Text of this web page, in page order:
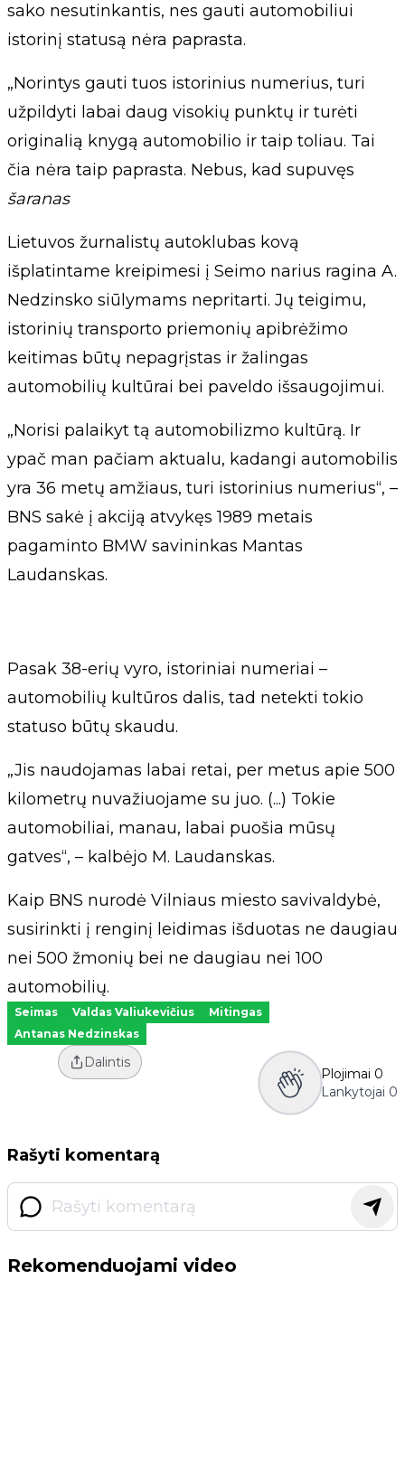
sako nesutinkantis, nes gauti automobiliui
istorinį statusą nėra paprasta.
„Norintys gauti tuos istorinius numerius, turi
užpildyti labai daug visokių punktų ir turėti
originalią knygą automobilio ir taip toliau. Tai
čia nėra taip paprasta. Nebus, kad supuvęs
šaranas
Lietuvos žurnalistų autoklubas kovą
išplatintame kreipimesi į Seimo narius ragina A.
Nedzinsko siūlymams nepritarti. Jų teigimu,
istorinių transporto priemonių apibrėžimo
keitimas būtų nepagrįstas ir žalingas
automobilių kultūrai bei paveldo išsaugojimui.
„Norisi palaikyt tą automobilizmo kultūrą. Ir
ypač man pačiam aktualu, kadangi automobilis
yra 36 metų amžiaus, turi istorinius numerius“, –
BNS sakė į akciją atvykęs 1989 metais
pagaminto BMW savininkas Mantas
Laudanskas.
Pasak 38-erių vyro, istoriniai numeriai –
automobilių kultūros dalis, tad netekti tokio
statuso būtų skaudu.
„Jis naudojamas labai retai, per metus apie 500
kilometrų nuvažiuojame su juo. (...) Tokie
automobiliai, manau, labai puošia mūsų
gatves“, – kalbėjo M. Laudanskas.
Kaip BNS nurodė Vilniaus miesto savivaldybė,
susirinkti į renginį leidimas išduotas ne daugiau
nei 500 žmonių bei ne daugiau nei 100
automobilių.
Seimas Valdas Valiukevičius
Mitingas
Antanas Nedzinskas
Dalintis
Plojimai 0
Lankytojai 0
Rašyti komentarą
Rekomenduojami video